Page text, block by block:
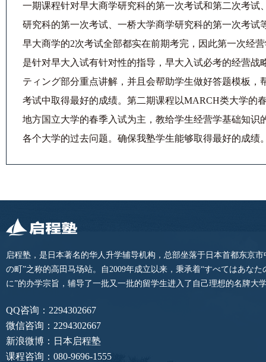
一期课程针对早大商学研究科的第一次考试和第二次考试
研究科的第一次考试、一桥大学商学研究科的第一次考试
早大商学的2次考试全部都实在前期考完，因此第一次经
是针对早大入试有针对性的指导，早大入试必考的经营战
ティング部分重点讲解，并且会帮助学生做好答题模板，
考试中取得最好的成绩。第二期课程以MARCH类大学的
地方国立大学的春季入试为主，教给学生经营学基础知识
各个大学的过去问题。确保我塾学生能够取得最好的成绩
启程塾，是日本著名的华人升学辅导机构，总部坐落于日本首都东京市
の町”之称的高田马场站。自2009年成立以来，秉承着“すべてはあなた
に”的办学宗旨，辅导了一批又一批的留学生进入了自己理想的名牌大
QQ咨询：2294302667
微信咨询：2294302667
新浪微博：日本启程塾
课程咨询：080-9696-1555